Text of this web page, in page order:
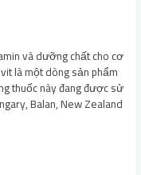
và dưỡng chất cho cơ
là một dòng sản phẩm
thuốc này đang được sử
Balan, New Zealand